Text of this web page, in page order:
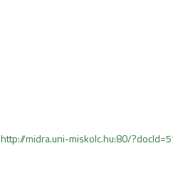
http://midra.uni-miskolc.hu:80/